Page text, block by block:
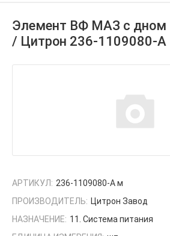
Элемент ВФ МАЗ с дном
/ Цитрон 236-1109080-А
АРТИКУЛ: 236-1109080-А м
ПРОИЗВОДИТЕЛЬ: Цитрон Завод
НАЗНАЧЕНИЕ: 11. Система питания